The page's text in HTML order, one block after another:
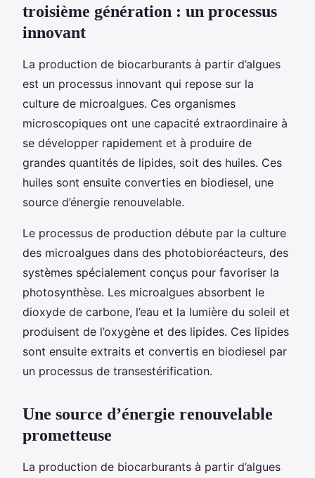
troisième génération : un processus
innovant
La production de biocarburants à partir d’algues
est un processus innovant qui repose sur la
culture de microalgues. Ces organismes
microscopiques ont une capacité extraordinaire à
se développer rapidement et à produire de
grandes quantités de lipides, soit des huiles. Ces
huiles sont ensuite converties en biodiesel, une
source d’énergie renouvelable.
Le processus de production débute par la culture
des microalgues dans des photobioréacteurs, des
systèmes spécialement conçus pour favoriser la
photosynthèse. Les microalgues absorbent le
dioxyde de carbone, l’eau et la lumière du soleil et
produisent de l’oxygène et des lipides. Ces lipides
sont ensuite extraits et convertis en biodiesel par
un processus de transestérification.
Une source d’énergie renouvelable
prometteuse
La production de biocarburants à partir d’algues